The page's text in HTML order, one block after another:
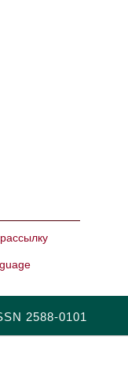
2588-0101